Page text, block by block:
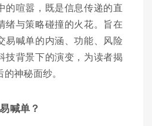
的喧嚣，既是信息传递的直
绪与策略碰撞的火花。旨在
易喊单的内涵、功能、风险
技背景下的演变，为读者揭
神秘面纱。
喊单？